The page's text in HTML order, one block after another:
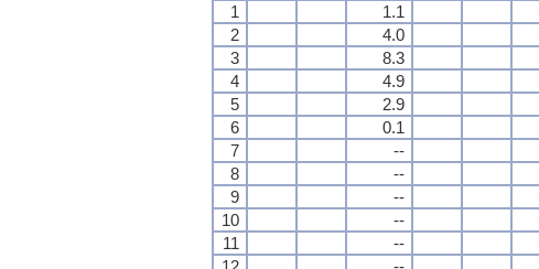
1
1.1
2
4.0
3
8.3
4
4.9
5
2.9
6
0.1
7
--
8
--
9
--
10
--
11
--